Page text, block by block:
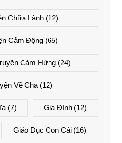
Chữa Lành (12)
Cảm Động (65)
Cảm Hứng(24)
Về Cha (12)
(7) Gia Đình (12)
Giáo Dục Con Cái(16)